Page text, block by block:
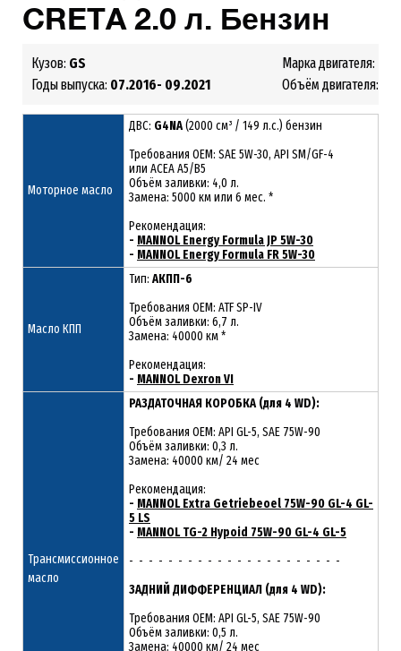
CRETA 2.0 л. Бензин
Кузов: GS
Годы выпуска: 07.2016- 09.2021
Марка двигателя:
Объём двигателя:
Моторное масло
ДВС: G4NA(2000 см³ / 149 л.с.) бензин
Требования ОЕМ: SAE 5W-30, API SM/GF-4
или ACEA A5/B5
Объём заливки: 4,0 л.
Замена: 5000 км или 6 мес. *
Рекомендация:
- MANNOL Energy Formula JP 5W-30
- MANNOL Energy Formula FR 5W-30
Масло КПП
Тип: АКПП-6
Требования OEM: ATF SP-IV
Объём заливки: 6,7 л.
Замена: 40000 км *
Рекомендация:
- MANNOL Dexron VI
Трансмиссионное
масло
РАЗДАТОЧНАЯ КОРОБКА (для 4 WD):
Требования OEM: API GL-5, SAE 75W-90
Объём заливки: 0,3 л.
Замена: 40000 км/ 24 мес
Рекомендация:
- MANNOL Extra Getriebeoel 75W-90 GL-4 GL-
5 LS
- MANNOL TG-2 Hypoid 75W-90 GL-4 GL-5
- - - - - - - - - - - - - - - - - - - - - -
ЗАДНИЙ ДИФФЕРЕНЦИАЛ (для 4 WD):
Требования OEM: API GL-5, SAE 75W-90
Объём заливки: 0,5 л.
Замена: 40000 км/ 24 мес